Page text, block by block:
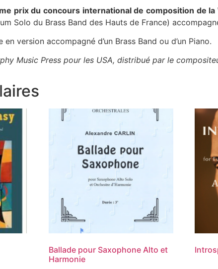
prix du concours international de composition de la
Solo du Brass Band des Hauts de France)
version accompagné d’un Brass Band ou d’un Piano.
Music Press pour les USA, distribué par le
Ballade pour Saxophone Alto et
Harmonie